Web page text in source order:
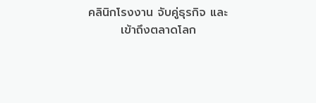
คลินิกโรงงาน จับคู่ธุรกิจ และ
เข้าถึงตลาดโลก